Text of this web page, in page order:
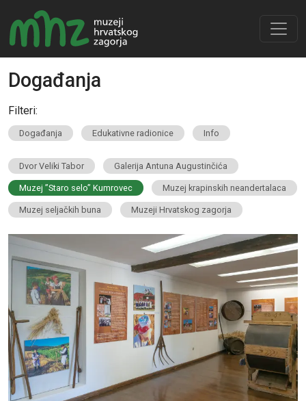
Događanja
Filteri:
Događanja Edukativne radionice Info
Dvor Veliki Tabor Galerija Antuna Augustinčića
Muzej ”Staro selo” Kumrovec Muzej krapinskih neandertalaca
Muzej seljačkih buna Muzeji Hrvatskog zagorja